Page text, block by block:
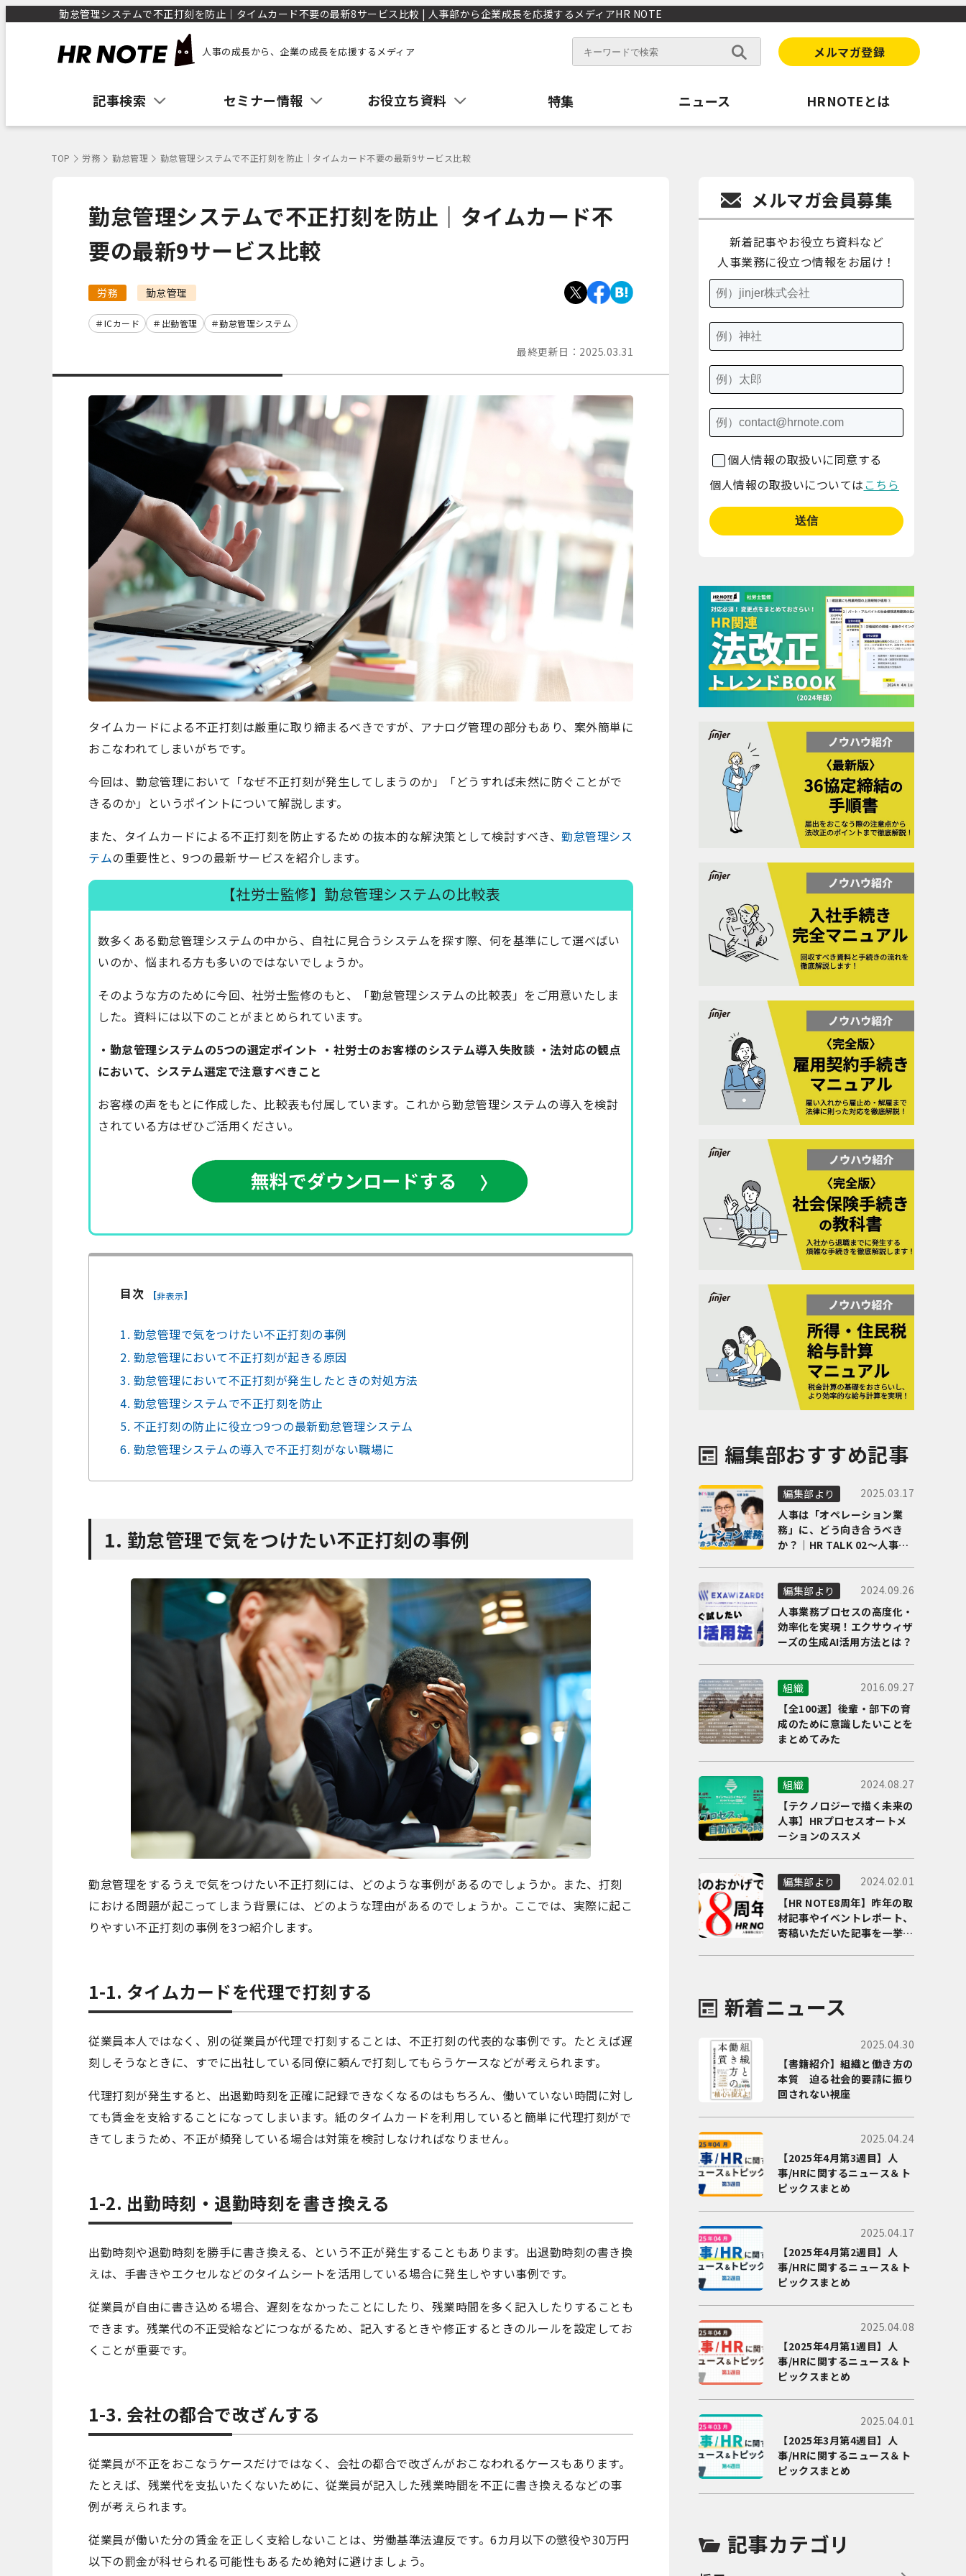
勤怠管理システムで不正打刻を防止｜タイムカード不要の最新8サービス比較 | 人事部から企業成長を応援するメディアHR NOTE
人事の成長から、企業の成長を応援するメディア メルマガ登録
記事検索 セミナー情報 お役立ち資料 特集 ニュース HRNOTEとは
TOP 労務 勤怠管理 勤怠管理システムで不正打刻を防止｜タイムカード不要の最新9サービス比較
勤怠管理システムで不正打刻を防止｜タイムカード不
要の最新9サービス比較
労務 勤怠管理
ICカード 出勤管理 勤怠管理システム
最終更新日： 2025.03.31
タイムカードによる不正打刻は厳重に取り締まるべきですが、アナログ管理の部分もあり、案外簡単に
おこなわれてしまいがちです。
今回は、勤怠管理において「なぜ不正打刻が発生してしまうのか」「どうすれば未然に防ぐことがで
きるのか」というポイントについて解説します。
また、タイムカードによる不正打刻を防止するための抜本的な解決策として検討すべき、 勤怠管理シス
テムの重要性と、9つの最新サービスを紹介します。
【社労士監修】勤怠管理システムの比較表
数多くある勤怠管理システムの中から、自社に見合うシステムを探す際、何を基準にして選べばい
いのか、悩まれる方も多いのではないでしょうか。
そのような方のために今回、社労士監修のもと、「勤怠管理システムの比較表」をご用意いたしま
した。資料には以下のことがまとめられています。
・勤怠管理システムの5つの選定ポイント ・社労士のお客様のシステム導入失敗談 ・法対応の観点
において、システム選定で注意すべきこと
お客様の声をもとに作成した、比較表も付属しています。これから勤怠管理システムの導入を検討
されている方はぜひご活用ください。
目次 [非表示]
1. 勤怠管理で気をつけたい不正打刻の事例
2. 勤怠管理において不正打刻が起きる原因
3. 勤怠管理において不正打刻が発生したときの対処方法
4. 勤怠管理システムで不正打刻を防止
5. 不正打刻の防止に役立つ9つの最新勤怠管理システム
6. 勤怠管理システムの導入で不正打刻がない職場に
1. 勤怠管理で気をつけたい不正打刻の事例
勤怠管理をするうえで気をつけたい不正打刻には、どのような事例があるのでしょうか。また、打刻
における問題が起こってしまう背景には、どのような理由があるのでしょうか。ここでは、実際に起こ
りやすい不正打刻の事例を3つ紹介します。
1-1. タイムカードを代理で打刻する
従業員本人ではなく、別の従業員が代理で打刻することは、不正打刻の代表的な事例です。たとえば遅
刻しそうなときに、すでに出社している同僚に頼んで打刻してもらうケースなどが考えられます。
代理打刻が発生すると、出退勤時刻を正確に記録できなくなるのはもちろん、働いていない時間に対し
ても賃金を支給することになってしまいます。紙のタイムカードを利用していると簡単に代理打刻がで
きてしまうため、不正が頻発している場合は対策を検討しなければなりません。
1-2. 出勤時刻・退勤時刻を書き換える
出勤時刻や退勤時刻を勝手に書き換える、という不正が発生することもあります。出退勤時刻の書き換
えは、手書きやエクセルなどのタイムシートを活用している場合に発生しやすい事例です。
従業員が自由に書き込める場合、遅刻をなかったことにしたり、残業時間を多く記入したりすることも
できます。残業代の不正受給などにつながるため、記入するときや修正するときのルールを設定してお
くことが重要です。
1-3. 会社の都合で改ざんする
従業員が不正をおこなうケースだけではなく、会社の都合で改ざんがおこなわれるケースもあります。
たとえば、残業代を支払いたくないために、従業員が記入した残業時間を不正に書き換えるなどの事
例が考えられます。
従業員が働いた分の賃金を正しく支給しないことは、労働基準法違反です。6カ月以下の懲役や30万円
以下の罰金が科せられる可能性もあるため絶対に避けましょう。
メルマガ会員募集
新着記事やお役立ち資料など
人事業務に役立つ情報をお届け！
個人情報の取扱いに同意する
個人情報の取扱いについては こちら
編集部おすすめ記事
編集部より
2025.03.17
人事は「オペレーション業
務」に、どう向き合うべき
か？｜HR TALK 02～人事DX
編集部より
2024.09.26
人事業務プロセスの高度化・
効率化を実現！エクサウィザ
ーズの生成AI活用方法とは？
組織
2016.09.27
【全100選】後輩・部下の育
成のために意識したいことを
まとめてみた
組織
2024.08.27
【テクノロジーで描く未来の
人事】HRプロセスオートメ
ーションのススメ
編集部より
2024.02.01
【HR NOTE8周年】昨年の取
材記事やイベントレポート、
寄稿いただいた記事を一挙に
新着ニュース
2025.04.30
【書籍紹介】組織と働き方の
本質 迫る社会的要請に振り
回されない視座
2025.04.24
【2025年4月第3週目】人
事/HRに関するニュース＆ト
ピックスまとめ
2025.04.17
【2025年4月第2週目】人
事/HRに関するニュース＆ト
ピックスまとめ
2025.04.08
【2025年4月第1週目】人
事/HRに関するニュース＆ト
ピックスまとめ
2025.04.01
【2025年3月第4週目】人
事/HRに関するニュース＆ト
ピックスまとめ
記事カテゴリ